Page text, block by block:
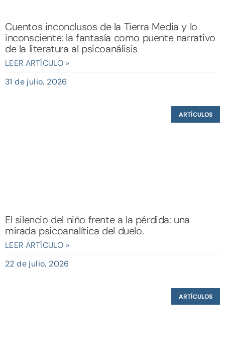
Cuentos inconclusos de la Tierra Media y lo
inconsciente: la fantasía como puente narrativo
de la literatura al psicoanálisis
LEER ARTÍCULO »
31 de julio, 2026
ARTÍCULOS
El silencio del niño frente a la pérdida: una
mirada psicoanalítica del duelo.
LEER ARTÍCULO »
22 de julio, 2026
ARTÍCULOS